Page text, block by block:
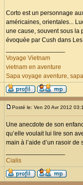
Corto est un personnage
américaines, orientales...
une cause, souvent sous la
évoquée par Cush dans
Voyage Vietnam
vietnam en aventure
Sapa voyage aventure,
Posté le: Ven 20 Avr 2012
Une anecdote de son
qu’elle voulait lui lire son
main à l’aide d’un rasoir
Cialis